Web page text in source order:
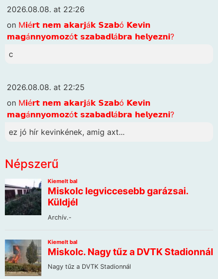
2026.08.08. at 22:26
on M𝗶é𝗿𝘁 𝗻𝗲𝗺 𝗮𝗸𝗮𝗿𝗷á𝗸 𝗦𝘇𝗮𝗯ó 𝗞𝗲𝘃𝗶𝗻
𝗺𝗮𝗴á𝗻𝗻𝘆𝗼𝗺𝗼𝘇ó𝘁 𝘀𝘇𝗮𝗯𝗮𝗱𝗹á𝗯𝗿𝗮 𝗵𝗲𝗹𝘆𝗲𝘇𝗻𝗶?
c
2026.08.08. at 22:25
on M𝗶é𝗿𝘁 𝗻𝗲𝗺 𝗮𝗸𝗮𝗿𝗷á𝗸 𝗦𝘇𝗮𝗯ó 𝗞𝗲𝘃𝗶𝗻
𝗺𝗮𝗴á𝗻𝗻𝘆𝗼𝗺𝗼𝘇ó𝘁 𝘀𝘇𝗮𝗯𝗮𝗱𝗹á𝗯𝗿𝗮 𝗵𝗲𝗹𝘆𝗲𝘇𝗻𝗶?
ez jó hír kevinkének, amig axt...
Népszerű